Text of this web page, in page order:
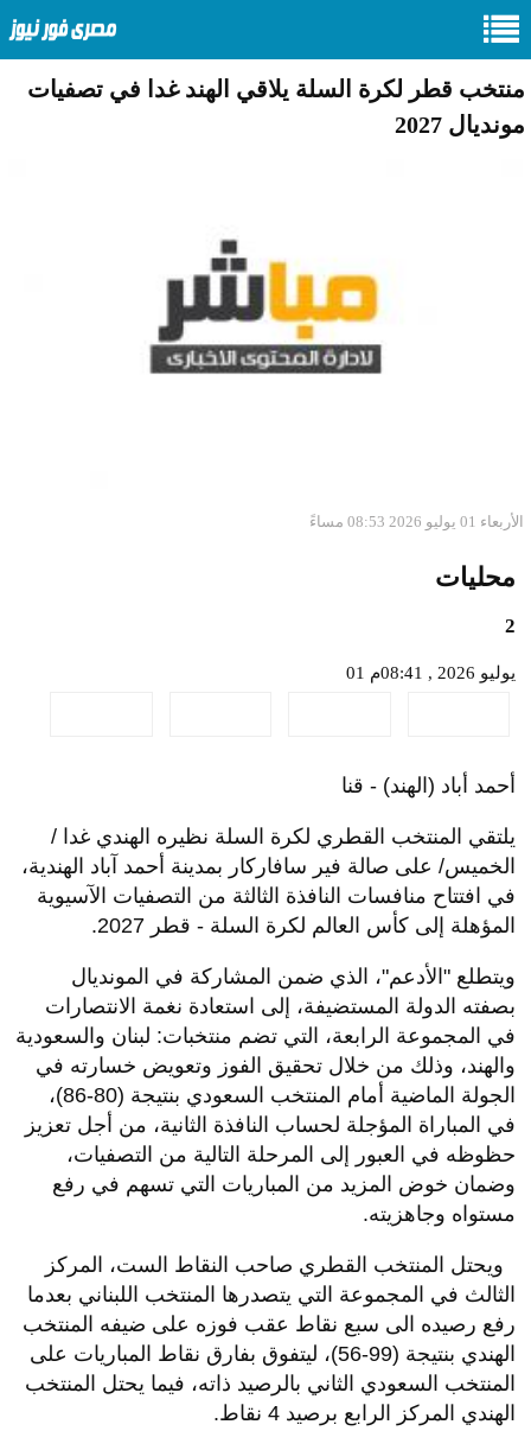
منتخب قطر لكرة السلة يلاقي الهند غدا في تصفيات
مونديال 2027
الأربعاء 01 يوليو 2026 08:53 مساءً
محليات
2
01 يوليو 2026 , 08:41م
أحمد أباد (الهند) - قنا
يلتقي المنتخب القطري لكرة السلة نظيره الهندي غدا /
الخميس/ على صالة فير سافاركار بمدينة أحمد آباد الهندية،
في افتتاح منافسات النافذة الثالثة من التصفيات الآسيوية
المؤهلة إلى كأس العالم لكرة السلة - قطر 2027.
ويتطلع "الأدعم"، الذي ضمن المشاركة في المونديال
بصفته الدولة المستضيفة، إلى استعادة نغمة الانتصارات
في المجموعة الرابعة، التي تضم منتخبات: لبنان والسعودية
والهند، وذلك من خلال تحقيق الفوز وتعويض خسارته في
الجولة الماضية أمام المنتخب السعودي بنتيجة (80-86)،
في المباراة المؤجلة لحساب النافذة الثانية، من أجل تعزيز
حظوظه في العبور إلى المرحلة التالية من التصفيات،
وضمان خوض المزيد من المباريات التي تسهم في رفع
مستواه وجاهزيته.
ويحتل المنتخب القطري صاحب النقاط الست، المركز
الثالث في المجموعة التي يتصدرها المنتخب اللبناني بعدما
رفع رصيده الى سبع نقاط عقب فوزه على ضيفه المنتخب
الهندي بنتيجة (99-56)، ليتفوق بفارق نقاط المباريات على
المنتخب السعودي الثاني بالرصيد ذاته، فيما يحتل المنتخب
الهندي المركز الرابع برصيد 4 نقاط.